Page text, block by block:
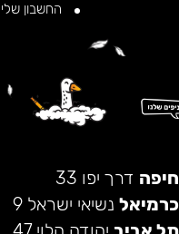
החשבון שלי
חיפה דרך יפו 33
כרמיאל נשיאי ישראל 9